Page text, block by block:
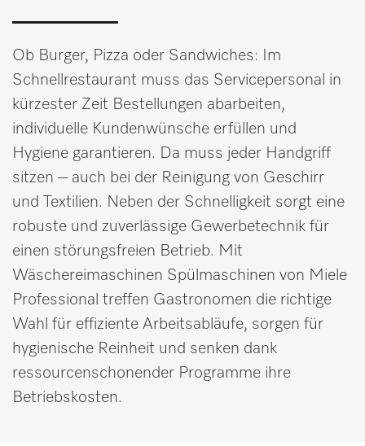
Ob Burger, Pizza oder Sandwiches: Im
Schnellrestaurant muss das Servicepersonal in
kürzester Zeit Bestellungen abarbeiten,
individuelle Kundenwünsche erfüllen und
Hygiene garantieren. Da muss jeder Handgriff
sitzen – auch bei der Reinigung von Geschirr
und Textilien. Neben der Schnelligkeit sorgt eine
robuste und zuverlässige Gewerbetechnik für
einen störungsfreien Betrieb. Mit
Wäschereimaschinen Spülmaschinen von Miele
Professional treffen Gastronomen die richtige
Wahl für effiziente Arbeitsabläufe, sorgen für
hygienische Reinheit und senken dank
ressourcenschonender Programme ihre
Betriebskosten.